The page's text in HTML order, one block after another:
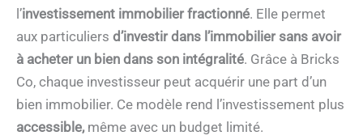
l’investissement immobilier fractionné. Elle permet
aux particuliers d’investir dans l’immobilier sans avoir
à acheter un bien dans son intégralité. Grâce à Bricks
Co, chaque investisseur peut acquérir une part d’un
bien immobilier. Ce modèle rend l’investissement plus
accessible,même avec un budget limité.